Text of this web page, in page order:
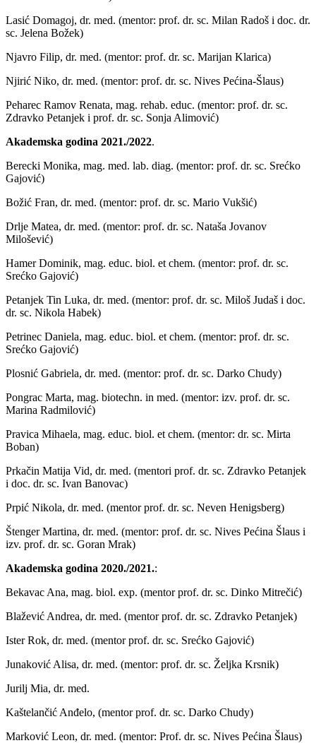
Lasić Domagoj, dr. med. (mentor: prof. dr. sc. Milan Radoš i doc. dr.
sc. Jelena Božek)
Njavro Filip, dr. med. (mentor: prof. dr. sc. Marijan Klarica)
Njirić Niko, dr. med. (mentor: prof. dr. sc. Nives Pećina-Šlaus)
Peharec Ramov Renata, mag. rehab. educ. (mentor: prof. dr. sc.
Zdravko Petanjek i prof. dr. sc. Sonja Alimović)
Akademska godina 2021./2022.
Berecki Monika, mag. med. lab. diag. (mentor: prof. dr. sc. Srećko
Gajović)
Božić Fran, dr. med. (mentor: prof. dr. sc. Mario Vukšić)
Drlje Matea, dr. med. (mentor: prof. dr. sc. Nataša Jovanov
Milošević)
Hamer Dominik, mag. educ. biol. et chem. (mentor: prof. dr. sc.
Srećko Gajović)
Petanjek Tin Luka, dr. med. (mentor: prof. dr. sc. Miloš Judaš i doc.
dr. sc. Nikola Habek)
Petrinec Daniela, mag. educ. biol. et chem. (mentor: prof. dr. sc.
Srećko Gajović)
Plosnić Gabriela, dr. med. (mentor: prof. dr. sc. Darko Chudy)
Pongrac Marta, mag. biotechn. in med. (mentor: izv. prof. dr. sc.
Marina Radmilović)
Pravica Mihaela, mag. educ. biol. et chem. (mentor: dr. sc. Mirta
Boban)
Prkačin Matija Vid, dr. med. (mentori prof. dr. sc. Zdravko Petanjek
i doc. dr. sc. Ivan Banovac)
Prpić Nikola, dr. med. (mentor prof. dr. sc. Neven Henigsberg)
Štenger Martina, dr. med. (mentor: prof. dr. sc. Nives Pećina Šlaus i
izv. prof. dr. sc. Goran Mrak)
Akademska godina 2020./2021.:
Bekavac Ana, mag. biol. exp. (mentor prof. dr. sc. Dinko Mitrečić)
Blažević Andrea, dr. med. (mentor prof. dr. sc. Zdravko Petanjek)
Ister Rok, dr. med. (mentor prof. dr. sc. Srećko Gajović)
Junaković Alisa, dr. med. (mentor: prof. dr. sc. Željka Krsnik)
Jurilj Mia, dr. med.
Kaštelančić Anđelo, (mentor prof. dr. sc. Darko Chudy)
Marković Leon, dr. med. (mentor: Prof. dr. sc. Nives Pećina Šlaus)